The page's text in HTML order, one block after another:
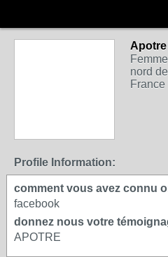
Apotre
Femme
nord
France
Profile Information:
comment vous avez connu
facebook
donnez nous votre
APOTRE